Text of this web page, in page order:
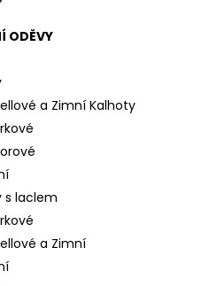
ODĚVY
a Zimní Kalhoty
s laclem
a Zimní